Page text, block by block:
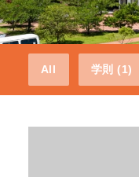
All 学則 (1)